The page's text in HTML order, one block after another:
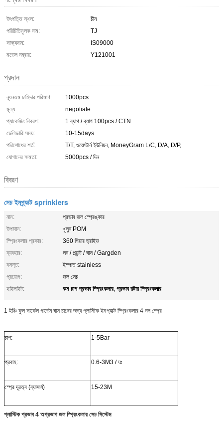
উৎপত্তি স্থল:
চীন
পরিচিতিমুলক নাম:
TJ
সাক্ষ্যদান:
IS09000
মডেল নম্বার:
Y121001
প্রদান
ন্যূনতম চাহিদার পরিমাণ:
1000pcs
মূল্য:
negotiate
প্যাকেজিং বিবরণ:
1 ব্যাগ / ব্যাগ 100pcs / CTN
ডেলিভারি সময়:
10-15days
পরিশোধের শর্ত:
T/T, ওয়েস্টার্ন ইউনিয়ন, MoneyGram L/C, D/A, D/P,
যোগানের ক্ষমতা:
5000pcs / দিন
বিবরণ
সেচ ইমপ্র্যাক্ট sprinklers
নাম:
প্রভাব জল স্প্রেঙ্কার
উপাদান:
খুলুন POM
স্প্রিংকলার প্রকার:
360 গিয়ার ড্রাইভ
ব্যবহার:
লন / প্ল্যান্ট / ঘাস / Gargden
বসন্ত:
ইস্পাত stainless
প্রয়োগ:
জল সেচ
হাইলাইট:
কম চাপ প্রভাব স্প্রিংকলার, প্রভাব রটার স্প্রিংকলার
1 ইঞ্চি ফুল সার্কেল গার্ডেন ঘাস চাষের জন্য প্লাস্টিক ইমপ্যাক্ট স্প্রিংকলার 4 নল স্প্রে
চাপ: 1-5Bar
প্রবাহ: 0.6-3M3 / ঘঃ
স্প্রে দূরত্ব (ব্যাসার্ধ) 15-23M
প্লাস্টিক প্রভাব 4 অগ্রভাগ জল স্প্রিংকলার সেচ সিস্টেম